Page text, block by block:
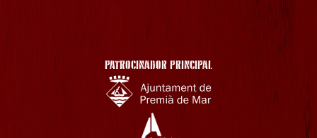
PATROCINADOR PRINCIPAL